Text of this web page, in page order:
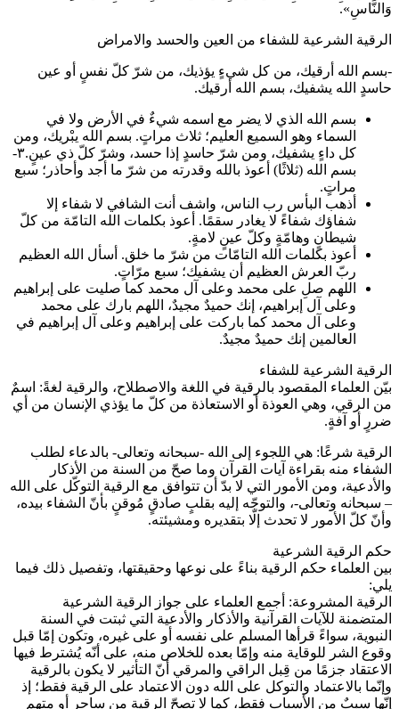
وَالنَّاسِ».
الرقية الشرعية للشفاء من العين والحسد والامراض
-بسم الله أرقيك، من كل شيءٍ يؤذيك، من شرّ كلّ نفسٍ أو عين
حاسدٍ الله يشفيك، بسم الله أرقيك.
بسم الله الذي لا يضر مع اسمه شيءٌ في الأرض ولا في
السماء وهو السميع العليم؛ ثلاث مراتٍ. بسم الله يبْريك، ومن
كل داءٍ يشفيك، ومن شرّ حاسدٍ إذا حسد، وشرّ كلّ ذي عينٍ.٣-
بسم الله (ثلاثًا) أعوذ بالله وقدرته من شرّ ما أجد وأحاذر؛ سبع
مراتٍ.
أذهب البأس رب الناس، واشف أنت الشافي لا شفاء إلا
شفاؤك شفاءً لا يغادر سقمًا. أعوذ بكلمات الله التامّة من كلّ
شيطانٍ وهامّةٍ وكلّ عينٍ لامةٍ.
أعوذ بكلمات الله التامّات من شرّ ما خلق. أسأل الله العظيم
ربّ العرش العظيم أن يشفيك؛ سبع مرّاتٍ.
اللهم صلِ على محمد وعلى آل محمد كما صليت على إبراهيم
وعلى آل إبراهيم، إنك حميدٌ مجيدٌ، اللهم بارك على محمد
وعلى آل محمد كما باركت على إبراهيم وعلى آل إبراهيم في
العالمين إنك حميدٌ مجيدٌ.
الرقية الشرعية للشفاء
بيّن العلماء المقصود بالرقية في اللغة والاصطلاح، والرقية لغةً: اسمٌ
من الرقي، وهي العوذة أو الاستعاذة من كلّ ما يؤذي الإنسان من أي
ضررٍ أو آفةٍ.
الرقية شرعًا: هي اللجوء إلى الله -سبحانه وتعالى- بالدعاء لطلب
الشفاء منه بقراءة آيات القرآن وما صحّ من السنة من الأذكار
والأدعية، ومن الأمور التي لا بدّ أن تتوافق مع الرقية التوكّل على الله
– سبحانه وتعالى-، والتوجّه إليه بقلبٍ صادقٍ مُوقنٍ بأنّ الشفاء بيده،
وأنّ كلّ الأمور لا تحدث إلّا بتقديره ومشيئته.
حكم الرقية الشرعية
بين العلماء حكم الرقية بناءً على نوعها وحقيقتها، وتفصيل ذلك فيما
يلي:
الرقية المشروعة: أجمع العلماء على جواز الرقية الشرعية
المتضمنة للآيات القرآنية والأذكار والأدعية التي ثبتت في السنة
النبوية، سواءً قرأها المسلم على نفسه أو على غيره، وتكون إمّا قبل
وقوع الشر للوقاية منه وإمّا بعده للخلاص منه، على أنّه يُشترط فيها
الاعتقاد جزمًا من قِبل الراقي والمرقي أنّ التأثير لا يكون بالرقية
وإنّما بالاعتماد والتوكل على الله دون الاعتماد على الرقية فقط؛ إذ
إنّها سببٌ من الأسباب فقط، كما لا تصحّ الرقية من ساحرٍ أو متهمٍ